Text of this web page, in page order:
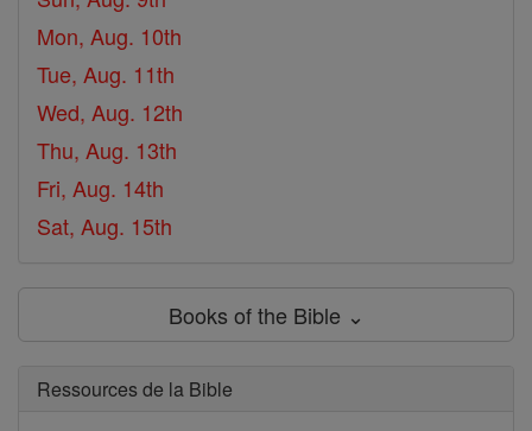
Mon, Aug. 10th
Tue, Aug. 11th
Wed, Aug. 12th
Thu, Aug. 13th
Fri, Aug. 14th
Sat, Aug. 15th
Books of the Bible ⌄
Ressources de la Bible